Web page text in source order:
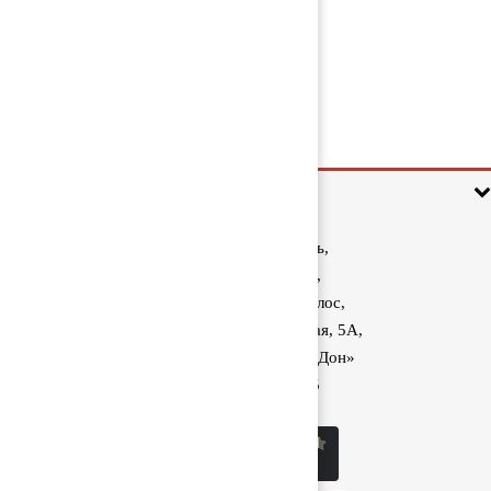
Ростовская область,
Аксайский район,
поселок Красный Колос,
улица Производственная, 5А,
1040 км трассы М-4 «Дон»
8 (800) 222-60-05